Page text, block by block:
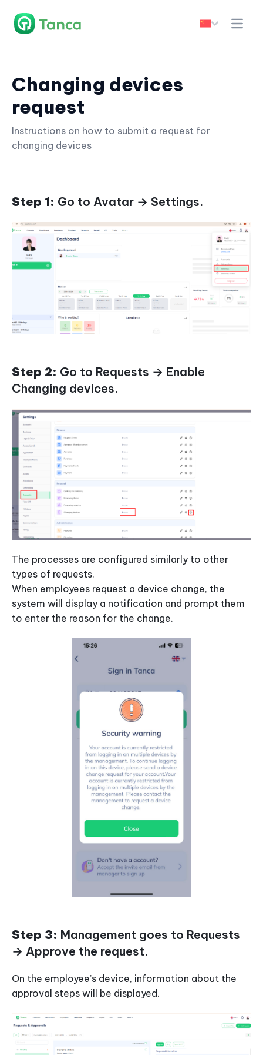
Changing devices
request
Instructions on how to submit a request for
changing devices
Step 1: Go to Avatar → Settings.
Step 2: Go to Requests → Enable
Changing devices.
The processes are configured similarly to other
types of requests.
When employees request a device change, the
system will display a notification and prompt them
to enter the reason for the change.
Step 3: Management goes to Requests
→ Approve the request.
On the employee’s device, information about the
approval steps will be displayed.